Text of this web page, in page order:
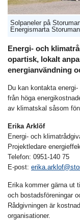
Solpaneler på
Energismarta Storuman
Energi- och
opartisk, lokalt
energianvändning
Du kan kontakta
från höga
av klimatskal såsom
Erika Arklöf
Energi- och
Projektledare
Telefon: 0951-140 75
E-post:
Erika kommer gärna ut
och bostadsföreningar
Rådgivningen är
organisationer.